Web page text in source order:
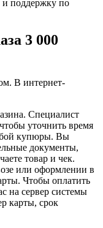
и поддержку по
3 000
В интернет-
Специалист
уточнить время
купюры. Вы
документы,
товар и чек.
или оформлении в
Чтобы оплатить
на сервер системы
карты, срок